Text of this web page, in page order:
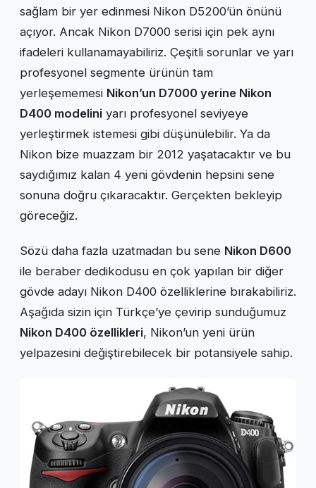
sağlam bir yer edinmesi Nikon D5200’ün önünü
açıyor. Ancak Nikon D7000 serisi için pek aynı
ifadeleri kullanamayabiliriz. Çeşitli sorunlar ve yarı
profesyonel segmente ürünün tam
yerleşememesi Nikon’un D7000 yerine Nikon
D400 modelini yarı profesyonel seviyeye
yerleştirmek istemesi gibi düşünülebilir. Ya da
Nikon bize muazzam bir 2012 yaşatacaktır ve bu
saydığımız kalan 4 yeni gövdenin hepsini sene
sonuna doğru çıkaracaktır. Gerçekten bekleyip
göreceğiz.
Sözü daha fazla uzatmadan bu sene Nikon D600
ile beraber dedikodusu en çok yapılan bir diğer
gövde adayı Nikon D400 özelliklerine bırakabiliriz.
Aşağıda sizin için Türkçe’ye çevirip sunduğumuz
Nikon D400 özellikleri, Nikon’un yeni ürün
yelpazesini değiştirebilecek bir potansiyele sahip.